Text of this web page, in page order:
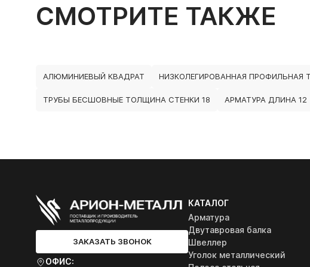
СМОТРИТЕ ТАКЖЕ
АЛЮМИНИЕВЫЙ КВАДРАТ НИЗКОЛЕГИРОВАННАЯ ПРОФИЛЬНАЯ
ТРУБЫ БЕСШОВНЫЕ ТОЛЩИНА СТЕНКИ 18 АРМАТУРА ДЛИНА 12
ЗАКАЗАТЬ ЗВОНОК
ОФИС:
КАТАЛОГ
Арматура
Двутавровая балка
Швеллер
Уголок металлический